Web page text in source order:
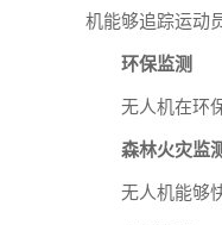
机能够追踪运动
环保监测
无人机在环
森林火灾监
无人机能够